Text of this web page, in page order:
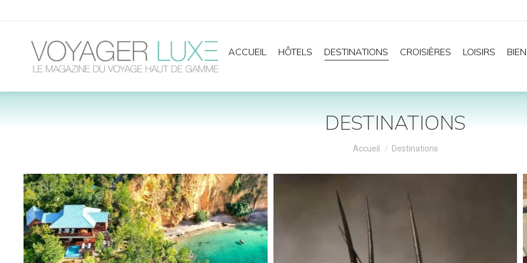
ACCUEIL HÔTELS DESTINATIONS CROISIÈRES LOISIRS
DESTINATIONS
Vous êtes ici :
Accueil Destinations